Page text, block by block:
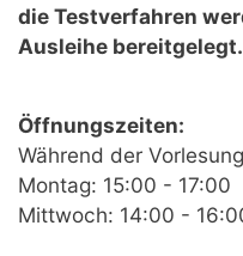
die Testverfahren
Ausleihe bereitgelegt.
Öffnungszeiten:
Während der
Montag: 15:00 - 17:00
Mittwoch: 14:00 -